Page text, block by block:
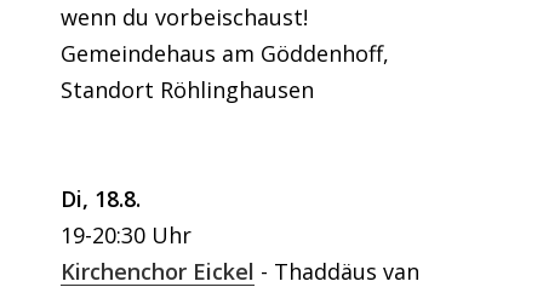
wenn du vorbeischaust!
Gemeindehaus am Göddenhoff,
Standort Röhlinghausen
Di, 18.8.
19-20:30 Uhr
Kirchenchor Eickel
Thaddäus van